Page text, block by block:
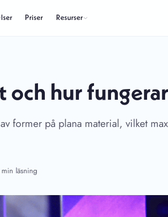
Priser Resurser
och hur
former på plana material, vilket
läsning